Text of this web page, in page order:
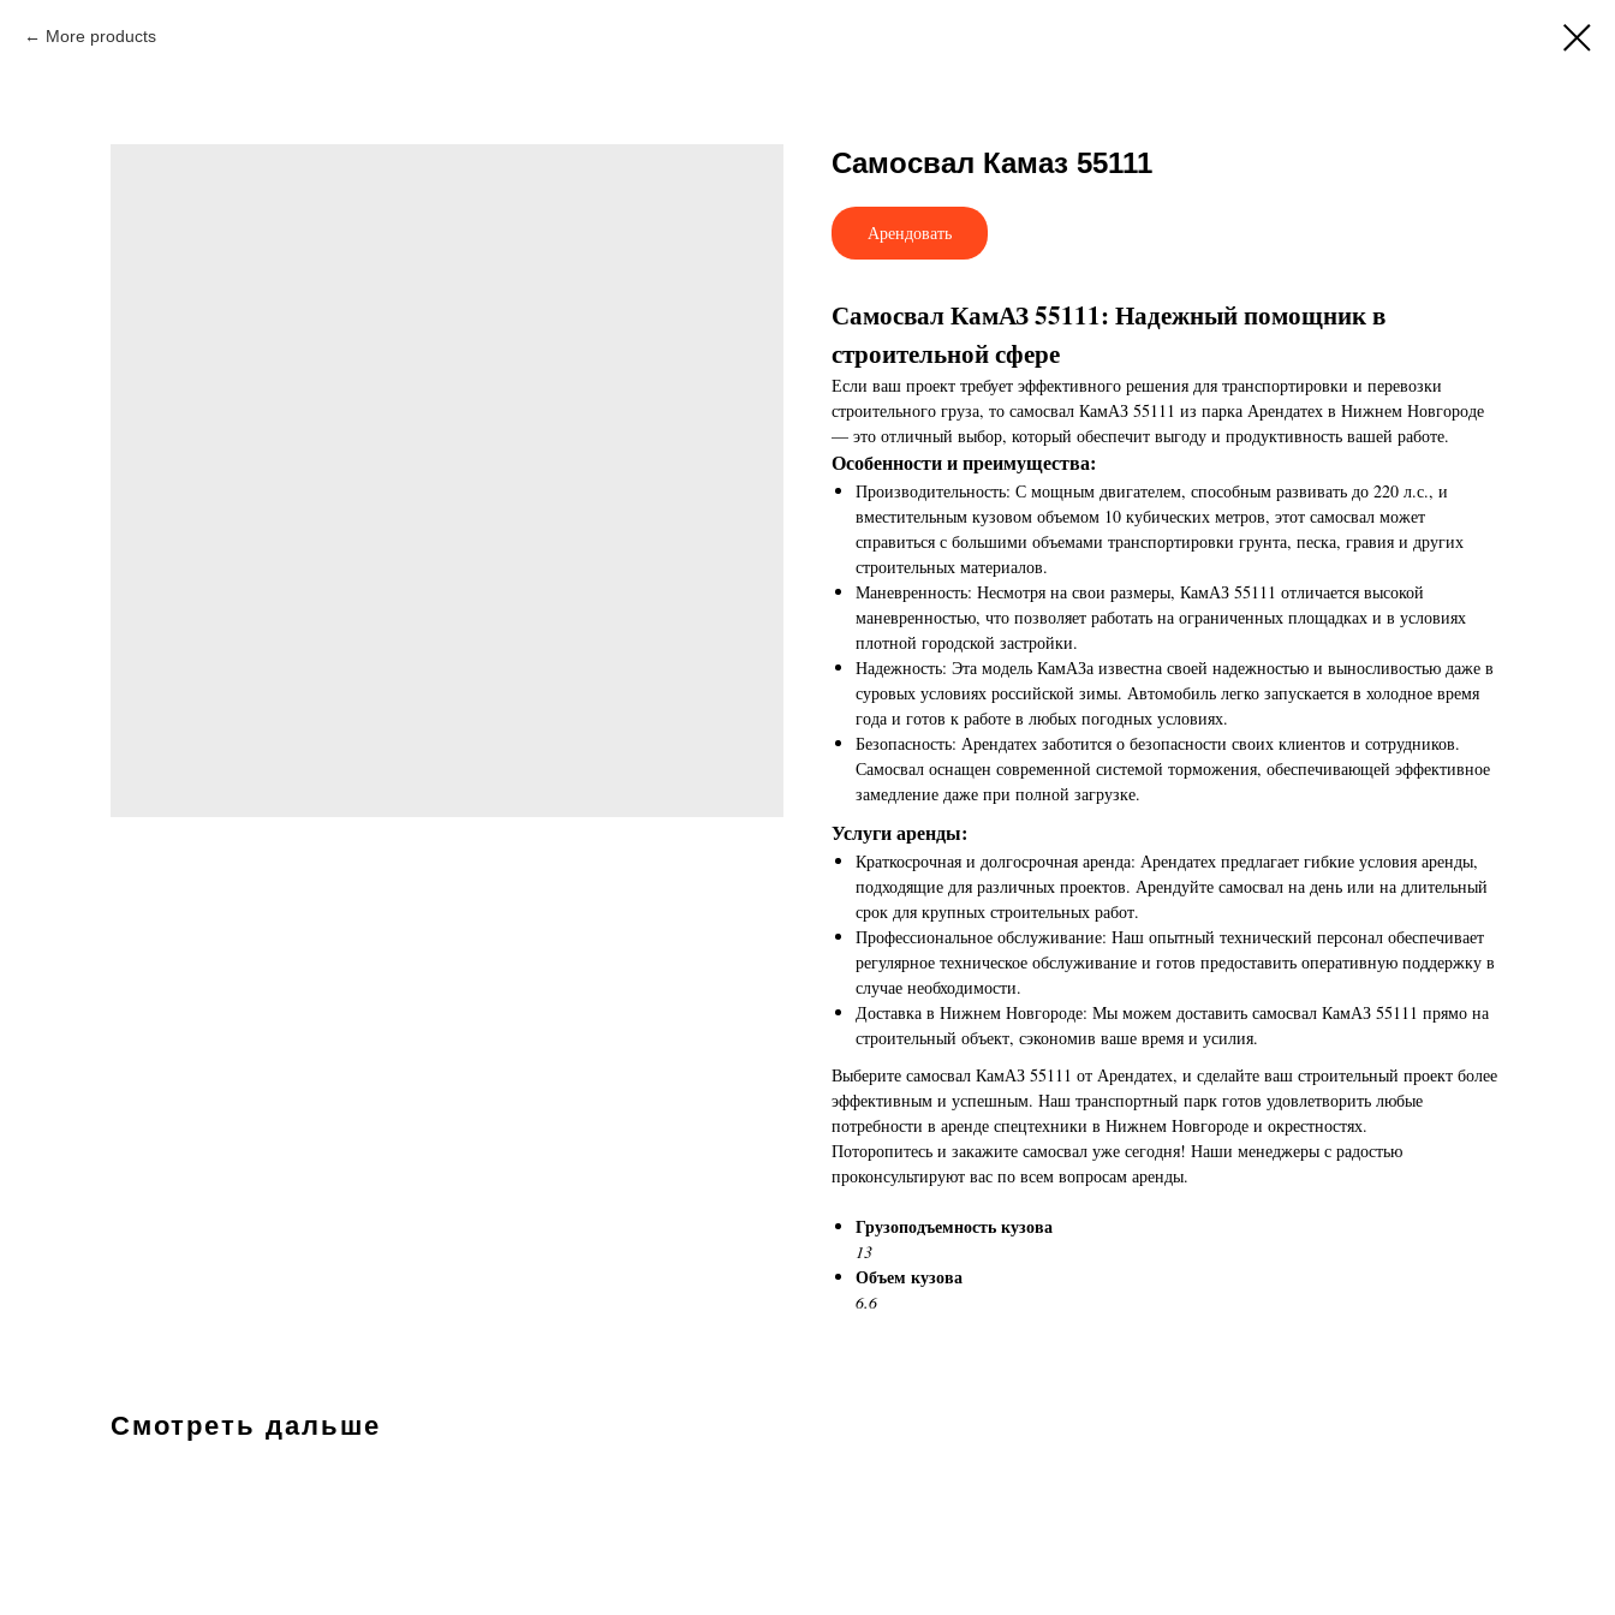
More products
Самосвал Камаз 55111
Арендовать
Самосвал КамАЗ 55111: Надежный помощник в
строительной сфере
Если ваш проект требует эффективного решения для транспортировки и перевозки
строительного груза, то самосвал КамАЗ 55111 из парка Арендатех в Нижнем Новгороде
— это отличный выбор, который обеспечит выгоду и продуктивность вашей работе.
Особенности и преимущества:
Производительность: С мощным двигателем, способным развивать до 220 л.с., и
вместительным кузовом объемом 10 кубических метров, этот самосвал может
справиться с большими объемами транспортировки грунта, песка, гравия и других
строительных материалов.
Маневренность: Несмотря на свои размеры, КамАЗ 55111 отличается высокой
маневренностью, что позволяет работать на ограниченных площадках и в условиях
плотной городской застройки.
Надежность: Эта модель КамАЗа известна своей надежностью и выносливостью даже в
суровых условиях российской зимы. Автомобиль легко запускается в холодное время
года и готов к работе в любых погодных условиях.
Безопасность: Арендатех заботится о безопасности своих клиентов и сотрудников.
Самосвал оснащен современной системой торможения, обеспечивающей эффективное
замедление даже при полной загрузке.
Услуги аренды:
Краткосрочная и долгосрочная аренда: Арендатех предлагает гибкие условия аренды,
подходящие для различных проектов. Арендуйте самосвал на день или на длительный
срок для крупных строительных работ.
Профессиональное обслуживание: Наш опытный технический персонал обеспечивает
регулярное техническое обслуживание и готов предоставить оперативную поддержку в
случае необходимости.
Доставка в Нижнем Новгороде: Мы можем доставить самосвал КамАЗ 55111 прямо на
строительный объект, сэкономив ваше время и усилия.
Выберите самосвал КамАЗ 55111 от Арендатех, и сделайте ваш строительный проект более
эффективным и успешным. Наш транспортный парк готов удовлетворить любые
потребности в аренде спецтехники в Нижнем Новгороде и окрестностях.
Поторопитесь и закажите самосвал уже сегодня! Наши менеджеры с радостью
проконсультируют вас по всем вопросам аренды.
Грузоподъемность кузова
13
Объем кузова
6.6
Смотреть дальше